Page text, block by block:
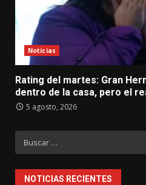
Noticias
Rating del martes: Gran
dentro de la casa, pero el
5 agosto, 2026
Buscar:
NOTICIAS RECIENTES